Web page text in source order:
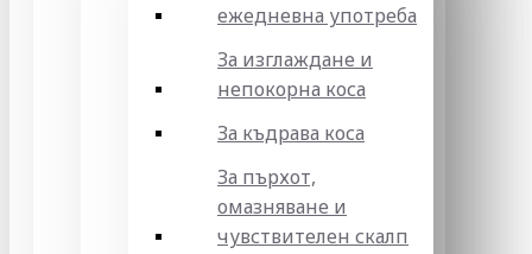
ежедневна употреба
За изглаждане и
непокорна коса
За къдрава коса
За пърхот,
омазняване и
чувствителен скалп